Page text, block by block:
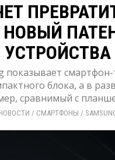
НОВЫЙ
УСТРОЙСТВА
показывает
блока, а в
сравнимый с
/ СМАРТФОНЫ /